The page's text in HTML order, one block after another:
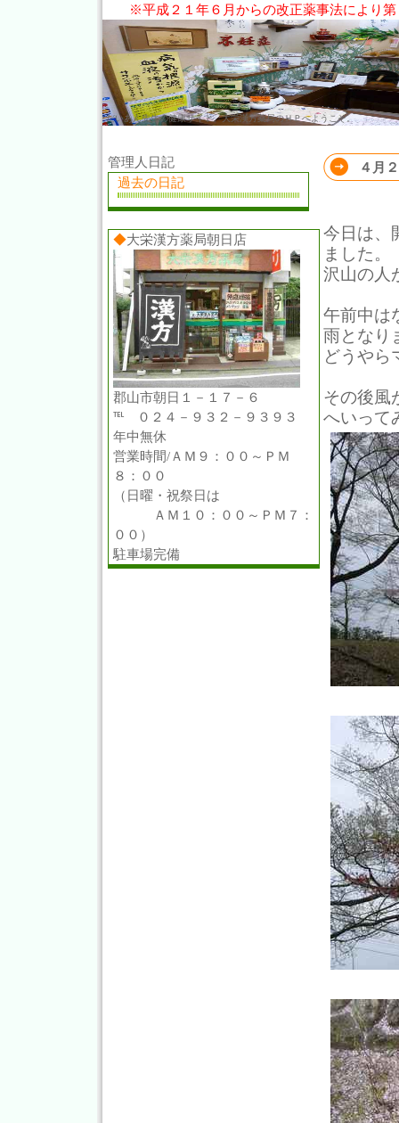
※平成２１年６月からの改正薬事法により
だいあん先生の健康サイト。大栄漢方薬局のＨＰへようこそ。
４月
今日は、
ました。
沢山の人
午前中は
雨となり
どうやら
その後風
へいって
管理人日記
過去の日記
◆大栄漢方薬局朝日店
郡山市朝日１－１７－６
℡ ０２４－９３２－９３９３
年中無休
営業時間/ＡＭ９：００～ＰＭ
８：００
（日曜・祝祭日は
ＡＭ１０：００～ＰＭ７：
００）
駐車場完備